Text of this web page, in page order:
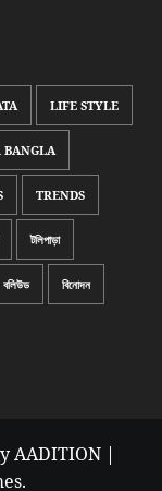
LIFE STYLE
BANGLA
TRENDS
টলিপাড়া
বলিউড বিনোদন
AADITION |